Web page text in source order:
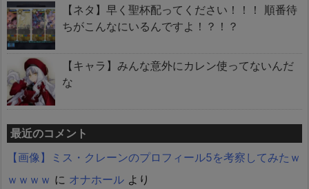
【ネタ】早く聖杯配ってください！！！ 順番待
ちがこんなにいるんですよ！？！？
【キャラ】みんな意外にカレン使ってないんだ
な
最近のコメント
【画像】ミス・クレーンのプロフィール5を考察してみたｗ
ｗｗｗｗ に オナホール より